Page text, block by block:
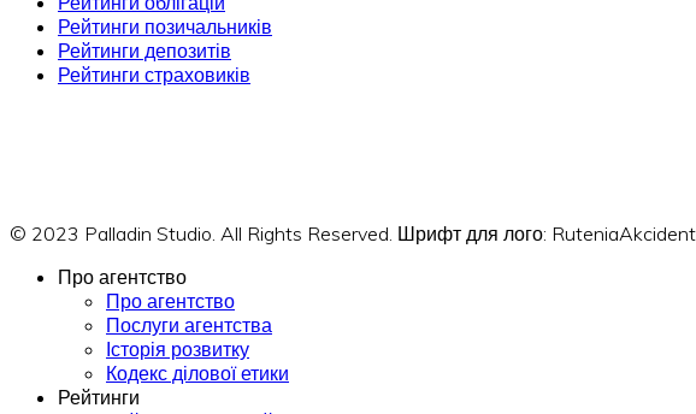
Рейтинги позичальників
Рейтинги депозитів
Рейтинги страховиків
© 2023 Palladin Studio. All Rights Reserved. Шрифт для лого:
Про агентство
Про агентство
Послуги агентства
Історія розвитку
Кодекс ділової етики
Рейтинги